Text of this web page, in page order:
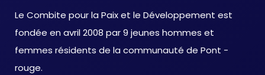
Le Combite pour la Paix et le Développement est
fondée en avril 2008 par 9 jeunes hommes et
femmes résidents de la communauté de Pont -
rouge.